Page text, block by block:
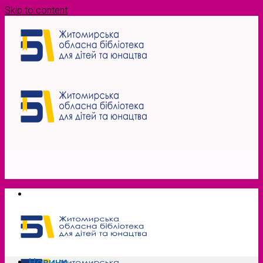
Skip to content